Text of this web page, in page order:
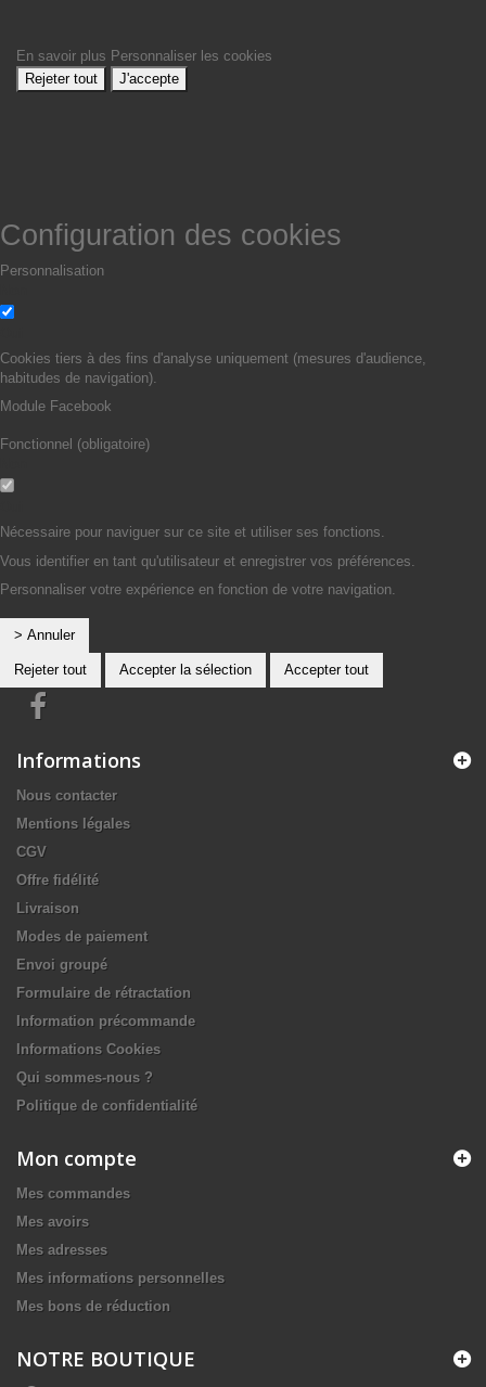
En savoir plus Personnaliser les cookies
Rejeter tout
J'accepte
Configuration des cookies
Personnalisation
Cookies tiers à des fins d'analyse uniquement (mesures d'audience,
habitudes de navigation).
Module Facebook
Fonctionnel (obligatoire)
Nécessaire pour naviguer sur ce site et utiliser ses fonctions.
Vous identifier en tant qu'utilisateur et enregistrer vos préférences.
Personnaliser votre expérience en fonction de votre navigation.
> Annuler
Rejeter tout Accepter la sélection Accepter tout
Informations
Nous contacter
Mentions légales
CGV
Offre fidélité
Livraison
Modes de paiement
Envoi groupé
Formulaire de rétractation
Information précommande
Informations Cookies
Qui sommes-nous ?
Politique de confidentialité
Mon compte
Mes commandes
Mes avoirs
Mes adresses
Mes informations personnelles
Mes bons de réduction
NOTRE BOUTIQUE